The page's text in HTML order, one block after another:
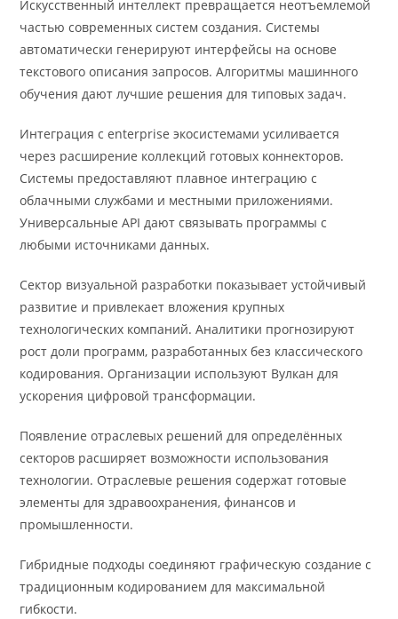
Искусственный интеллект превращается неотъемлемой
частью современных систем создания. Системы
автоматически генерируют интерфейсы на основе
текстового описания запросов. Алгоритмы машинного
обучения дают лучшие решения для типовых задач.
Интеграция с enterprise экосистемами усиливается
через расширение коллекций готовых коннекторов.
Системы предоставляют плавное интеграцию с
облачными службами и местными приложениями.
Универсальные API дают связывать программы с
любыми источниками данных.
Сектор визуальной разработки показывает устойчивый
развитие и привлекает вложения крупных
технологических компаний. Аналитики прогнозируют
рост доли программ, разработанных без классического
кодирования. Организации используют Вулкан для
ускорения цифровой трансформации.
Появление отраслевых решений для определённых
секторов расширяет возможности использования
технологии. Отраслевые решения содержат готовые
элементы для здравоохранения, финансов и
промышленности.
Гибридные подходы соединяют графическую создание с
традиционным кодированием для максимальной
гибкости.